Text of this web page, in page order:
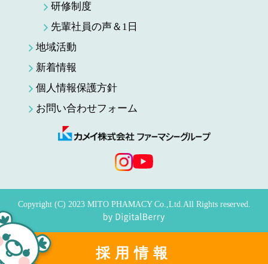
採用情報
研修制度
先輩社員の声＆1日
地域活動
新着情報
個人情報保護方針
お問い合わせフォーム
Copyright (C) 2023 MITO PHAMACY Co.,Ltd.All Rights reserved.